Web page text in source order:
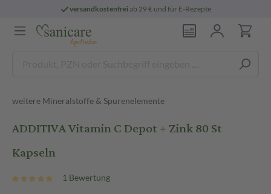
versandkostenfreiab 29 € und für E-Rezepte
weitere Mineralstoffe & Spurenelemente
ADDITIVA Vitamin C Depot + Zink 80 St
Kapseln
1 Bewertung